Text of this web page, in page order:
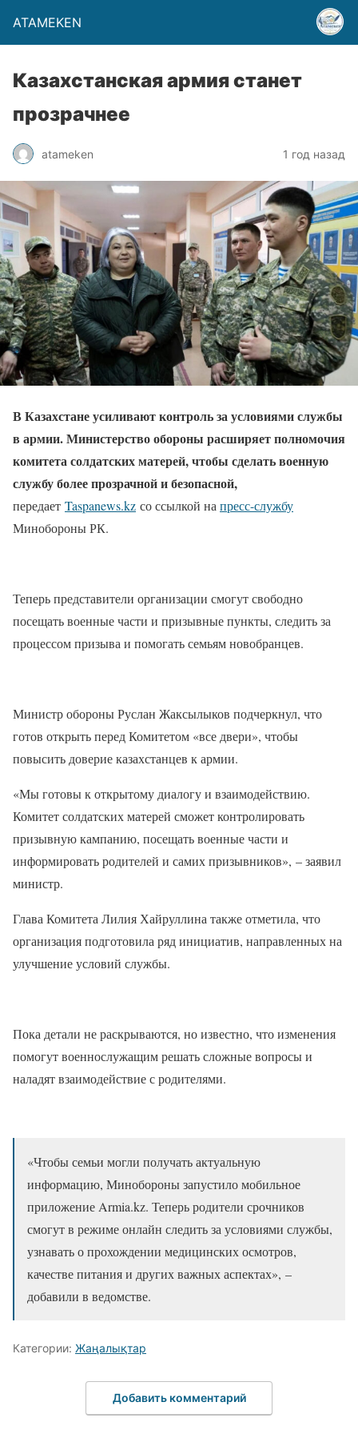
ATAMEKEN
Казахстанская армия станет
прозрачнее
atameken 1 год назад
В Казахстане усиливают контроль за условиями службы
в армии. Министерство обороны расширяет полномочия
комитета солдатских матерей, чтобы сделать военную
службу более прозрачной и безопасной,
передает Taspanews.kz со ссылкой на пресс-службу
Минобороны РК.
Теперь представители организации смогут свободно
посещать военные части и призывные пункты, следить за
процессом призыва и помогать семьям новобранцев.
Министр обороны Руслан Жаксылыков подчеркнул, что
готов открыть перед Комитетом «все двери», чтобы
повысить доверие казахстанцев к армии.
«Мы готовы к открытому диалогу и взаимодействию.
Комитет солдатских матерей сможет контролировать
призывную кампанию, посещать военные части и
информировать родителей и самих призывников», – заявил
министр.
Глава Комитета Лилия Хайруллина также отметила, что
организация подготовила ряд инициатив, направленных на
улучшение условий службы.
Пока детали не раскрываются, но известно, что изменения
помогут военнослужащим решать сложные вопросы и
наладят взаимодействие с родителями.
«Чтобы семьи могли получать актуальную
информацию, Минобороны запустило мобильное
приложение Armia.kz. Теперь родители срочников
смогут в режиме онлайн следить за условиями службы,
узнавать о прохождении медицинских осмотров,
качестве питания и других важных аспектах», –
добавили в ведомстве.
Категории: Жаңалықтар
Добавить комментарий